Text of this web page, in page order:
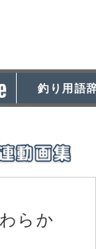
釣り用語
らか